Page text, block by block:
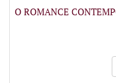
O ROMANCE